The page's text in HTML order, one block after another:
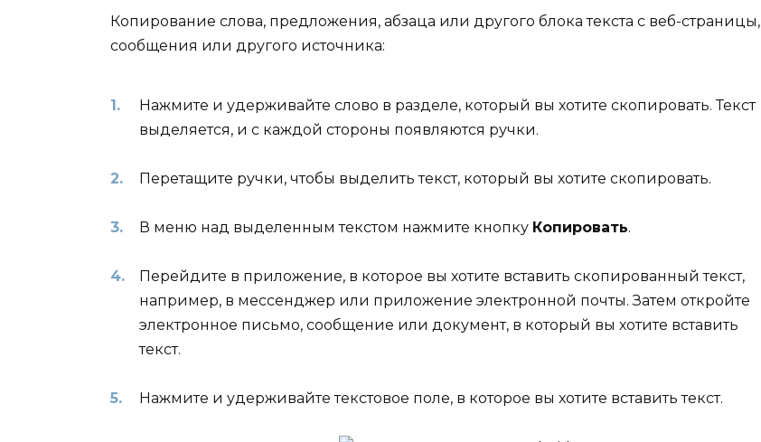
Копирование слова, предложения, абзаца или другого блока текста с веб-страницы,
сообщения или другого источника:
Нажмите и удерживайте слово в разделе, который вы хотите скопировать. Текст
выделяется, и с каждой стороны появляются ручки.
Перетащите ручки, чтобы выделить текст, который вы хотите скопировать.
В меню над выделенным текстом нажмите кнопку Копировать.
Перейдите в приложение, в которое вы хотите вставить скопированный текст,
например, в мессенджер или приложение электронной почты. Затем откройте
электронное письмо, сообщение или документ, в который вы хотите вставить
текст.
Нажмите и удерживайте текстовое поле, в которое вы хотите вставить текст.